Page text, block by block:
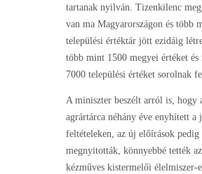
tartanak nyilván. Tizenkilenc
van ma Magyarországon és több
települési értéktár jött ezidáig
több mint 1500 megyei értéket és
7000 települési értéket sorolnak
A miniszter beszélt arról is, hogy
agrártárca néhány éve enyhített a
feltételeken, az új előírások pedig
megnyitották, könnyebbé tették
kézműves kistermelői élelmiszer-